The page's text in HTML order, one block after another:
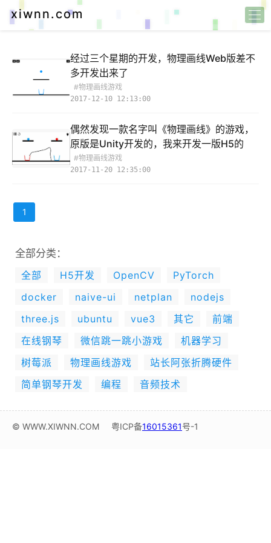
xiwnn.com
经过三个星期的开发，物理画线Web版差不
多开发出来了
#物理画线游戏
2017-12-10 12:13:00
偶然发现一款名字叫《物理画线》的游戏，
原版是Unity开发的，我来开发一版H5的
#物理画线游戏
2017-11-20 12:35:00
1
全部分类：
全部
H5开发 OpenCV
PyTorch
docker
naive-ui netplan
nodejs
three.js
ubuntu vue3 其它
前端
在线钢琴
微信跳一跳小游戏
机器学习
树莓派
物理画线游戏
站长阿张折腾硬件
简单钢琴开发
编程 音频技术
© WWW.XIWNN.COM 粤ICP备16015361号-1